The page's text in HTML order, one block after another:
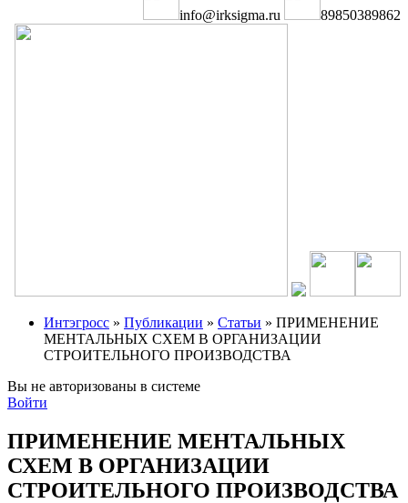
info@irksigma.ru 89850389862
Интэгросс » Публикации » Статьи » ПРИМЕНЕНИЕ
МЕНТАЛЬНЫХ СХЕМ В ОРГАНИЗАЦИИ
СТРОИТЕЛЬНОГО ПРОИЗВОДСТВА
Вы не авторизованы в системе
Войти
ПРИМЕНЕНИЕ МЕНТАЛЬНЫХ
СХЕМ В ОРГАНИЗАЦИИ
СТРОИТЕЛЬНОГО ПРОИЗВОДСТВА